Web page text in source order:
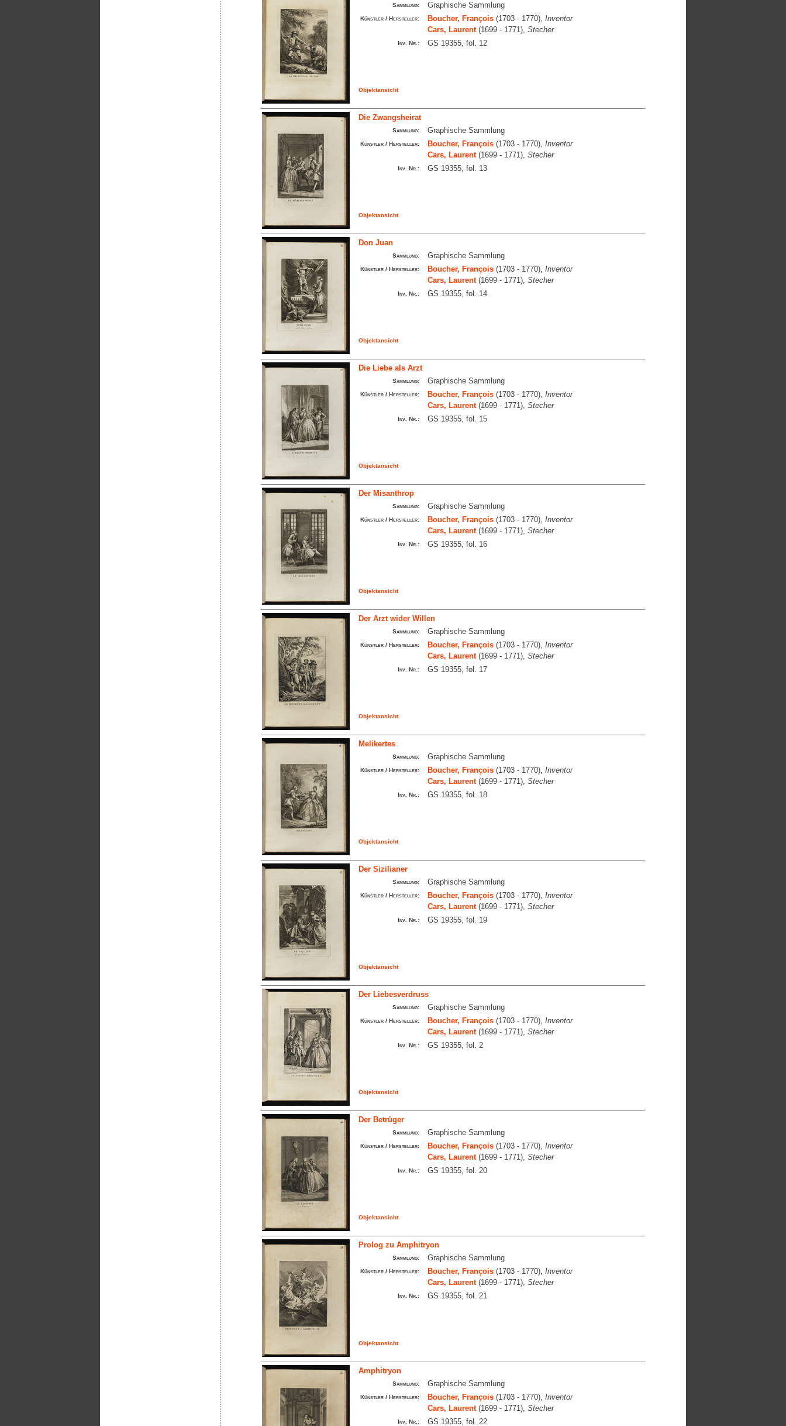
Sammlung: Graphische Sammlung
Künstler / Hersteller: Boucher, François(1703 - 1770), Inventor
Cars, Laurent(1699 - 1771), Stecher
Inv. Nr.: GS 19355, fol. 12
Objektansicht
Die Zwangsheirat
Sammlung: Graphische Sammlung
Künstler / Hersteller: Boucher, François(1703 - 1770), Inventor
Cars, Laurent(1699 - 1771), Stecher
Inv. Nr.: GS 19355, fol. 13
Objektansicht
Don Juan
Sammlung: Graphische Sammlung
Künstler / Hersteller: Boucher, François(1703 - 1770), Inventor
Cars, Laurent(1699 - 1771), Stecher
Inv. Nr.: GS 19355, fol. 14
Objektansicht
Die Liebe als Arzt
Sammlung: Graphische Sammlung
Künstler / Hersteller: Boucher, François(1703 - 1770), Inventor
Cars, Laurent(1699 - 1771), Stecher
Inv. Nr.: GS 19355, fol. 15
Objektansicht
Der Misanthrop
Sammlung: Graphische Sammlung
Künstler / Hersteller: Boucher, François(1703 - 1770), Inventor
Cars, Laurent(1699 - 1771), Stecher
Inv. Nr.: GS 19355, fol. 16
Objektansicht
Der Arzt wider Willen
Sammlung: Graphische Sammlung
Künstler / Hersteller: Boucher, François(1703 - 1770), Inventor
Cars, Laurent(1699 - 1771), Stecher
Inv. Nr.: GS 19355, fol. 17
Objektansicht
Melikertes
Sammlung: Graphische Sammlung
Künstler / Hersteller: Boucher, François(1703 - 1770), Inventor
Cars, Laurent(1699 - 1771), Stecher
Inv. Nr.: GS 19355, fol. 18
Objektansicht
Der Sizilianer
Sammlung: Graphische Sammlung
Künstler / Hersteller: Boucher, François(1703 - 1770), Inventor
Cars, Laurent(1699 - 1771), Stecher
Inv. Nr.: GS 19355, fol. 19
Objektansicht
Der Liebesverdruss
Sammlung: Graphische Sammlung
Künstler / Hersteller: Boucher, François(1703 - 1770), Inventor
Cars, Laurent(1699 - 1771), Stecher
Inv. Nr.: GS 19355, fol. 2
Objektansicht
Der Betrüger
Sammlung: Graphische Sammlung
Künstler / Hersteller: Boucher, François(1703 - 1770), Inventor
Cars, Laurent(1699 - 1771), Stecher
Inv. Nr.: GS 19355, fol. 20
Objektansicht
Prolog zu Amphitryon
Sammlung: Graphische Sammlung
Künstler / Hersteller: Boucher, François(1703 - 1770), Inventor
Cars, Laurent(1699 - 1771), Stecher
Inv. Nr.: GS 19355, fol. 21
Objektansicht
Amphitryon
Sammlung: Graphische Sammlung
Künstler / Hersteller: Boucher, François(1703 - 1770), Inventor
Cars, Laurent(1699 - 1771), Stecher
Inv. Nr.: GS 19355, fol. 22